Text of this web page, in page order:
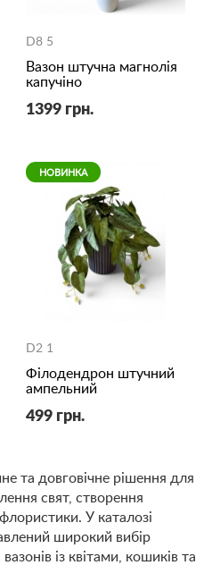
D8 5
Вазон штучна магнолія
капучіно
1399 грн.
НОВИНКА
D2 1
Філодендрон штучний
ампельний
499 грн.
та довговічне рішення для
свят, створення
У каталозі
широкий вибір
із квітами, кошиків та